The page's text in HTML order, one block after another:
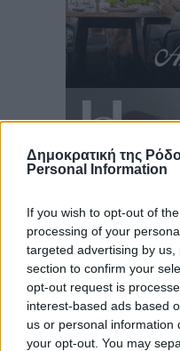
Δημοκρατική της
Personal Information
If you wish to opt-out of
processing of your
targeted advertising by
section to confirm your
opt-out request is
interest-based ads based
us or personal information
your opt-out. You may
Ροή